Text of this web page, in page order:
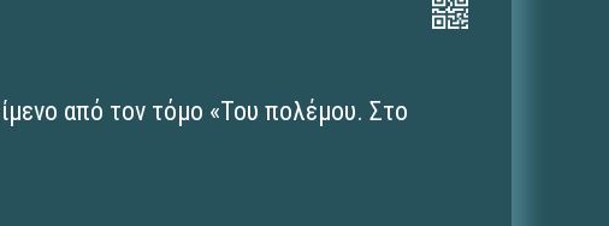
από τον τόμο «Του πολέμου. Στο